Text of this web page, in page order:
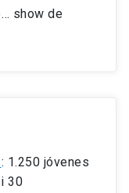
show de
: 1.250 jóvenes
30